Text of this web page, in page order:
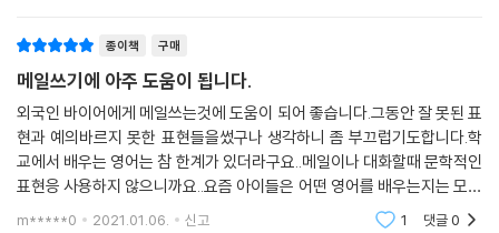
UNIT 12 중요한 일 등을 깜빡 잊어버렸을 때는 〉 I forgot ??? .
about you ??? .
UNIT 14 상대가 고맙다고 할 때는 〉 You’re welcome ???
UNIT 15 지금 말고 이따 하면 안 되는지 물어볼 때는 〉 Can I do it later
???
UNIT 16 어떤 사안이 자신에게 별로 중요하지 않을 때는 〉 It’s not impor
tant ???
종이책 구매
메일쓰기에 아주 도움이 됩니다.
외국인 바이어에게 메일쓰는것에 도움이 되어 좋습니다.그동안 잘 못된 표
현과 예의바르지 못한 표현들을썼구나 생각하니 좀 부끄럽기도합니다.학
교에서 배우는 영어는 참 한계가 있더라구요..메일이나 대화할때 문학적인
표현응 사용하지 않으니까요..요즘 아이들은 어떤 영어를 배우는지는 모르
겠지만..라떼는 그랬거든요#~^^;;;쌤의 유튜브 채널과 책을 통해 바른 언
m*****0 2021.01.06. 신고 1 댓글0